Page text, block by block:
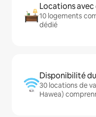
Locations
10 logements
dédié
Disponibilité
30 locations de
Hawea)